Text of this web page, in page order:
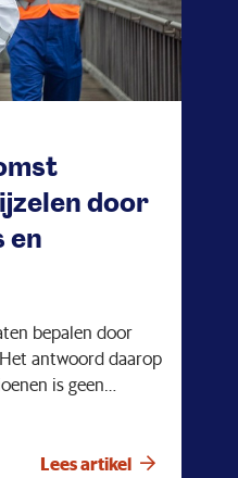
door
en
bepalen door
antwoord daarop
is geen
en
Lees artikel